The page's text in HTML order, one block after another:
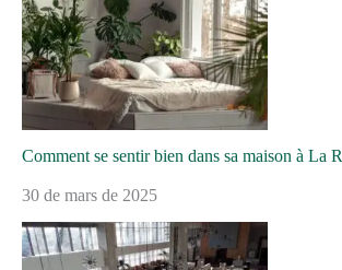
Comment se sentir bien dans sa maison à La
30 de mars de 2025